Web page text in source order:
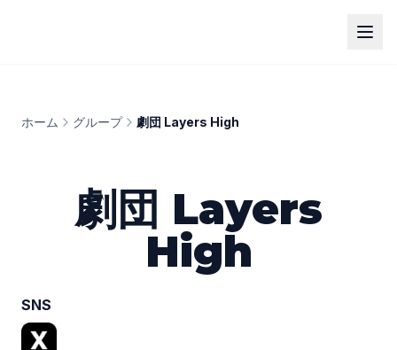
ホーム グループ 劇団 Layers High
劇団 Layers
High
SNS